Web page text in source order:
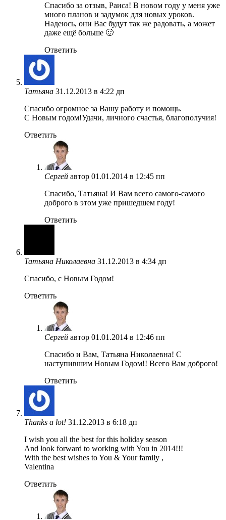
Спасибо за отзыв, Раиса! В новом году у меня уже
много планов и задумок для новых уроков.
Надеюсь, они Вас будут так же радовать, а может
даже ещё больше 🙂
Ответить
Татьяна 31.12.2013 в 4:22 дп
Спасибо огромное за Вашу работу и помощь.
С Новым годом!Удачи, личного счастья, благополучия!
Ответить
Сергей автор 01.01.2014 в 12:45 пп
Спасибо, Татьяна! И Вам всего самого-самого
доброго в этом уже пришедшем году!
Ответить
Татьяна Николаевна 31.12.2013 в 4:34 дп
Спасибо, с Новым Годом!
Ответить
Сергей автор 01.01.2014 в 12:46 пп
Спасибо и Вам, Татьяна Николаевна! С
наступившим Новым Годом!! Всего Вам доброго!
Ответить
Thanks a lot! 31.12.2013 в 6:18 дп
I wish you all the best for this holiday season
And look forward to working with You in 2014!!!
With the best wishes to You & Your family ,
Valentina
Ответить